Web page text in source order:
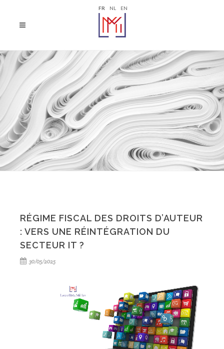
FR NL EN
RÉGIME FISCAL DES DROITS D’AUTEUR
: VERS UNE RÉINTÉGRATION DU
SECTEUR IT ?
30/05/2025